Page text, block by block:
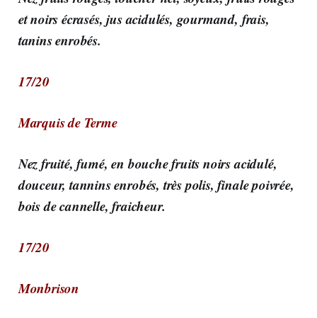
et noirs écrasés, jus acidulés, gourmand, frais,
tanins enrobés.
17/20
Marquis de Terme
Nez fruité, fumé, en bouche fruits noirs acidulé,
douceur, tannins enrobés, très polis, finale poivrée,
bois de cannelle, fraicheur.
17/20
Monbrison